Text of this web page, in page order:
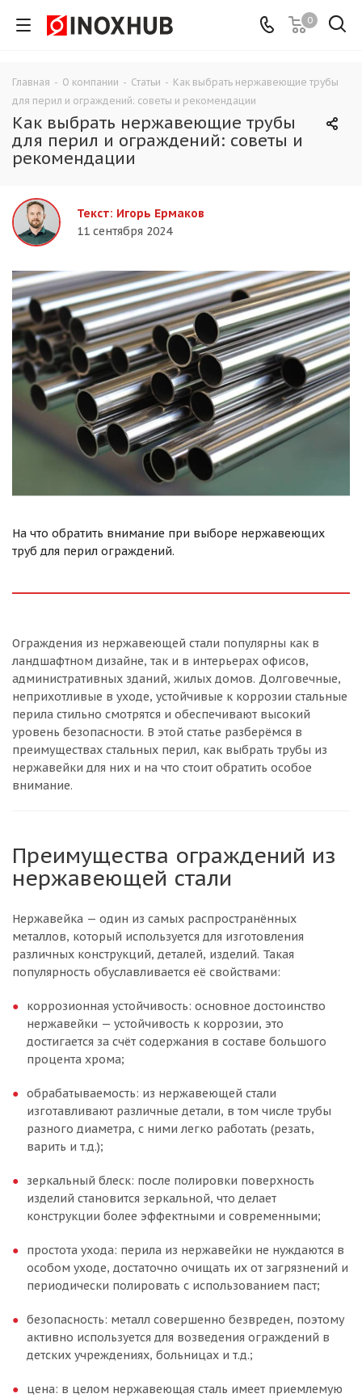
0
Главная - О компании - Статьи - Как выбрать нержавеющие трубы
для перил и ограждений: советы и рекомендации
Как выбрать нержавеющие трубы
для перил и ограждений: советы и
рекомендации
Текст: Игорь Ермаков
11 сентября 2024
На что обратить внимание при выборе нержавеющих
труб для перил ограждений.
Ограждения из нержавеющей стали популярны как в
ландшафтном дизайне, так и в интерьерах офисов,
административных зданий, жилых домов. Долговечные,
неприхотливые в уходе, устойчивые к коррозии стальные
перила стильно смотрятся и обеспечивают высокий
уровень безопасности. В этой статье разберёмся в
преимуществах стальных перил, как выбрать трубы из
нержавейки для них и на что стоит обратить особое
внимание.
Преимущества ограждений из
нержавеющей стали
Нержавейка — один из самых распространённых
металлов, который используется для изготовления
различных конструкций, деталей, изделий. Такая
популярность обуславливается её свойствами:
коррозионная устойчивость: основное достоинство
нержавейки — устойчивость к коррозии, это
достигается за счёт содержания в составе большого
процента хрома;
обрабатываемость: из нержавеющей стали
изготавливают различные детали, в том числе трубы
разного диаметра, с ними легко работать (резать,
варить и т.д.);
зеркальный блеск: после полировки поверхность
изделий становится зеркальной, что делает
конструкции более эффектными и современными;
простота ухода: перила из нержавейки не нуждаются в
особом уходе, достаточно очищать их от загрязнений и
периодически полировать с использованием паст;
безопасность: металл совершенно безвреден, поэтому
активно используется для возведения ограждений в
детских учреждениях, больницах и т.д.;
цена: в целом нержавеющая сталь имеет приемлемую